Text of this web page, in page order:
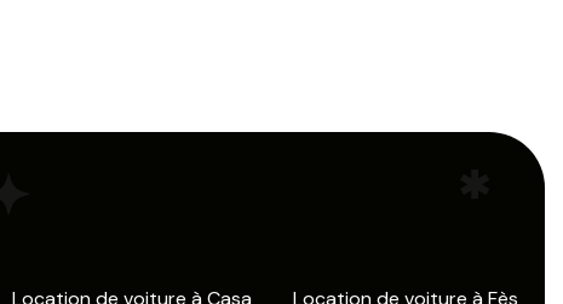
Location de voiture à Casa Location de voiture à Fès